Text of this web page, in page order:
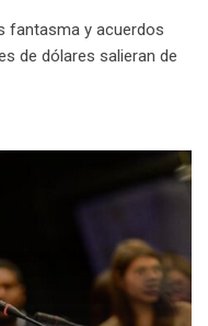
fantasma y acuerdos
de dólares salieran de